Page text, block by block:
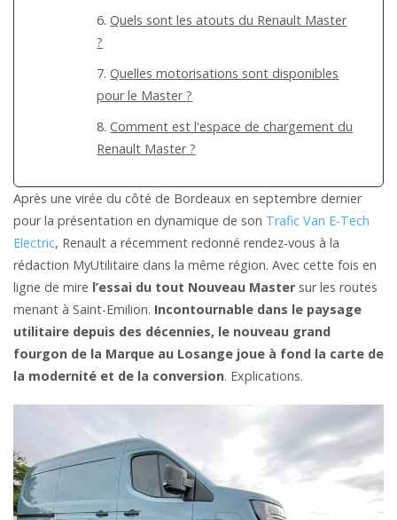
Quels sont les atouts du Renault Master
?
Quelles motorisations sont disponibles
pour le Master ?
Comment est l'espace de chargement du
Renault Master ?
Après une virée du côté de Bordeaux en septembre dernier
pour la présentation en dynamique de son Trafic Van E-Tech
Electric, Renault a récemment redonné rendez-vous à la
rédaction MyUtilitaire dans la même région. Avec cette fois en
ligne de mire l’essai du tout Nouveau Master sur les routes
menant à Saint-Emilion. Incontournable dans le paysage
utilitaire depuis des décennies, le nouveau grand
fourgon de la Marque au Losange joue à fond la carte de
la modernité et de la conversion. Explications.